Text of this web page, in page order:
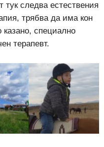
следва естествения
трябва да има кон
специално
терапевт.